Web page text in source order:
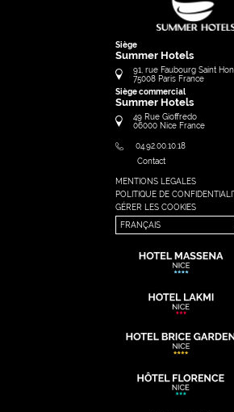
Siège
Summer Hotels
91, rue Faubourg Saint
75008 Paris France
Siège commercial
Summer Hotels
49 Rue Gioffredo
06000 Nice France
04.92.00.10.18
Contact
MENTIONS LEGALES
POLITIQUE DE
GÉRER LES COOKIES
FRANÇAIS
FRANÇAIS
ENGLISH